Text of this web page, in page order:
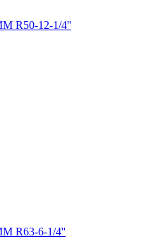
R50-12-1/4''
R63-6-1/4''